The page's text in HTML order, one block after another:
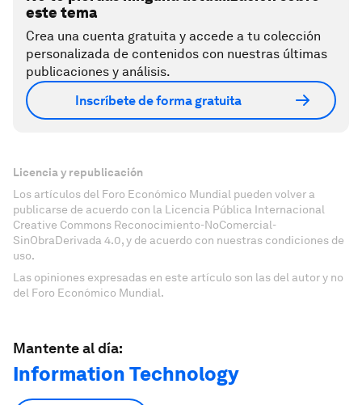
este tema
Crea una cuenta gratuita y accede a tu colección
personalizada de contenidos con nuestras últimas
publicaciones y análisis.
Inscríbete de forma gratuita
Licencia y republicación
Los artículos del Foro Económico Mundial pueden volver a
publicarse de acuerdo con la Licencia Pública Internacional
Creative Commons Reconocimiento-NoComercial-
SinObraDerivada 4.0, y de acuerdo con nuestras condiciones de
uso.
Las opiniones expresadas en este artículo son las del autor y no
del Foro Económico Mundial.
Mantente al día:
Information Technology